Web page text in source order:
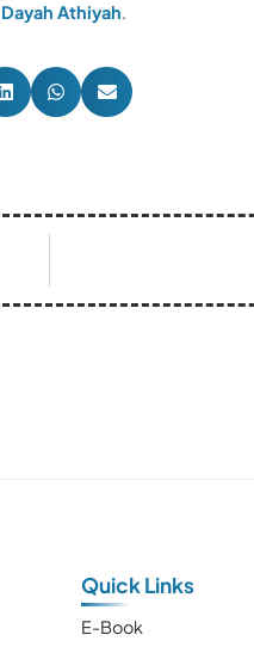
Dayah Athiyah.
Quick Links
E-Book